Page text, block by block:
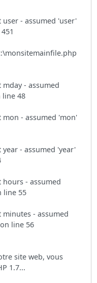
- assumed 'user'
- assumed
line 48
- assumed 'mon'
- assumed 'year'
- assumed
line 55
- assumed
line 56
site web, vous
1.7...